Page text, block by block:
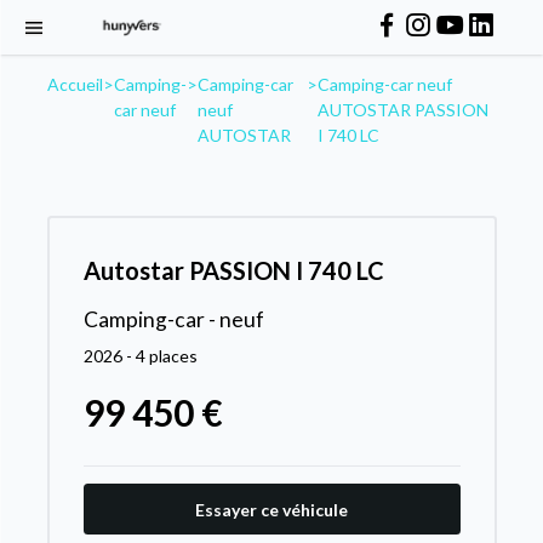
Accueil>Camping-
car neuf
>Camping-car
neuf
AUTOSTAR
>Camping-car neuf
AUTOSTAR PASSION
I 740 LC
Autostar PASSION I 740 LC
Camping-car - neuf
2026 - 4 places
99 450 €
Essayer ce véhicule